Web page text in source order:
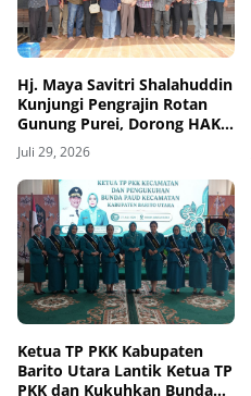
Hj. Maya Savitri Shalahuddin
Kunjungi Pengrajin Rotan
Gunung Purei, Dorong HAKI
dan Penguatan UMKM
Berbasis Kearifan Lokal
Juli 29, 2026
Ketua TP PKK Kabupaten
Barito Utara Lantik Ketua TP
PKK dan Kukuhkan Bunda